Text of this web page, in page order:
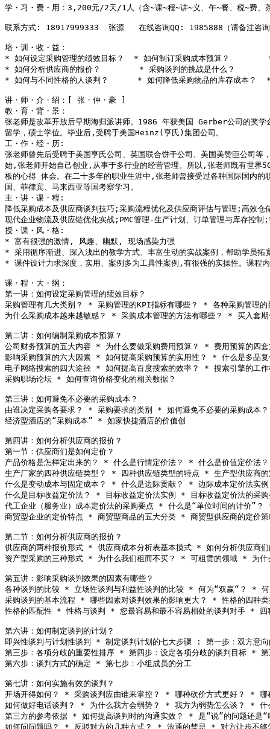
学・习・费・用：3,200元/2天/1人（含~课~程~讲~义、午~餐、税~费、
联系方式: 18917999333  张源   在线咨询QQ: 1985888（请备注咨询
培・训・收・益：
* 如何设定采购管理的绩效目标？  * 如何制订采购成本预算？        *
* 如何分析供应商的报价？        * 采购谈判的挑战是什么？
* 如何与不同性格的人谈判？      * 如何降低采购物品的库存成本？  *
讲・师・介・绍：[ 张・仲・豪 ]
教・育・背・景：
张老师是改革开放后早期海归派讲师。1986 年获美国 Gerber公司
留学，硕士学位。毕业后,受聘于美国Heinz(亨氏)集团公司。
工・作・经・历:
张老师曾先后受聘于美国亨氏公司、英国联合饼干公司、美国美赞臣公司
始,张老师开始自己创业,从事于多行业的经营管理。所以,张老师既有世界
板的心得 体会。在二十多年的职业生涯中,张老师曾接受过各种国际国内的
国、菲律宾、马来西亚等国考察学习。
主・讲・课・程:
降低采购成本及供应商谈判技巧;采购流程优化及供应商评估与管理;高效仓
现代企业物流及供应链优化实战;PMC管理-生产计划、订单管理与库存控
授・课・风・格:
* 富有很强的激情, 风趣、幽默, 现场感染力强
* 采用循序渐进、深入浅出的教学方式、丰富生动的实战案例，帮助学员拓
* 课件设计力求深度，实用、案例多为工具性案例,有很强的实操性。课程
课・程・大・纲：
第一讲：如何设定采购管理的绩效目标？
采购管理有几大类别？ * 采购管理的KPI指标有哪些？ * 各种采购管理
为什么采购成本越来越敏感？ * 采购成本管理的方法有哪些？ * 买入套
第二讲：如何编制采购成本预算？
公司财务预算的五大内容 * 为什么要做采购费用预算？ * 费用预算的四
影响采购预算的六大因素 * 如何提高采购预算的实用性？ * 什么是多品
电子网络搜索的四大途径 * 如何提高百度搜索的效率？ * 搜索引擎的工
采购职场论坛 * 如何查询价格变化的相关数据？
第三讲：如何避免不必要的采购成本？
由谁决定采购各要求？ * 采购要求的类别 * 如何避免不必要的采购成本？
经济型酒店的“采购成本” * 如家快捷酒店的价值创
第四讲：如何分析供应商的报价？
第一节：供应商们是如何定价？
产品价格是怎样定出来的？ * 什么是行情定价法？ * 什么是价值定价法
生产厂家的四种供应链类型？ * 四种供应链类型的特点 * 生产型供应商
什么是变动成本与固定成本？ * 什么是边际贡献？ * 边际成本定价法实
什么是目标收益定价法？ * 目标收益定价法实例 * 目标收益定价法的采
代工企业（服务业）成本定价法的采购要点 * 什么是“单位时间的计价”
商贸型企业的定价特点 * 商贸型商品的五大分类 * 商贸型供应商的定
第二节：如何分析供应商的报价？
供应商的两种报价形式 * 供应商成本分析表基本摸式 * 如何分析供应商
资产型采购的三种形式 * 为什么我们租而不买？ * 可租赁的领域 * 为什
第五讲：影响采购谈判效果的因素有哪些？
各种谈判的比较 * 立场性谈判与利益性谈判的比较 * 何为“双赢“？ *
采购谈判的基本流程 * 哪些因素对谈判效果的影响更大？ * 性格的四
性格的匹配性 * 性格与谈判 * 您最容易和最不容易相处的谈判对手 * 四
第六讲：如何制定谈判的计划？
即兴性谈判与计划性谈判 * 制定谈判计划的七大步骤 : 第一步：双方意
第三步：各项分歧的重要性排序 * 第四步：设定各项分歧的谈判目标 * 第
第六步：谈判方式的确定 * 第七步：小组成员的分工
第七讲：如何实施有效的谈判？
开场开得如何？ * 采购谈判应由谁来掌控？ * 哪种砍价方式更好？ * 哪
如何做好电话谈判？ * 为什么我方会弱势？ * 我方为弱势怎么谈？ * 什
第三方的参考依据 * 如何提高谈判时的沟通实效？ * 是“说”的问题还
如何问问题吗？ * 反驳对方的几种方式？ * 沟通的禁忌 * 对方让步不